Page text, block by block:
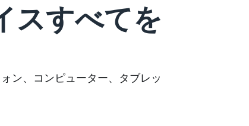
スすべてを
ン、コンピューター、タブレッ